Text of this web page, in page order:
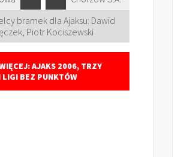
bramek dla Ajaksu: Dawid
Piotr Kociszewski
AJAKS 2006, TRZY
LIGI BEZ PUNKTÓW